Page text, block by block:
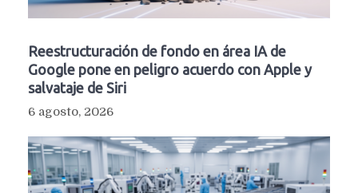
Reestructuración de fondo en área IA de
Google pone en peligro acuerdo con Apple y
salvataje de Siri
6 agosto, 2026